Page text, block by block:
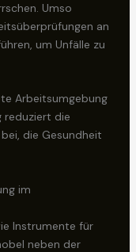
Umso
an
um Unfälle zu
Arbeitsumgebung
reduziert die
die Gesundheit
im
Instrumente für
neben der